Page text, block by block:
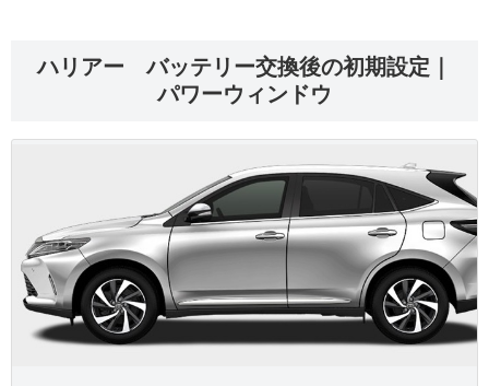
ハリアー バッテリー交換後の初期設定｜
パワーウィンドウ